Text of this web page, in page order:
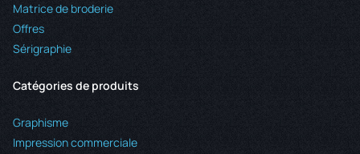
Matrice de broderie
Offres
Sérigraphie
Catégories de produits
Graphisme
Impression commerciale